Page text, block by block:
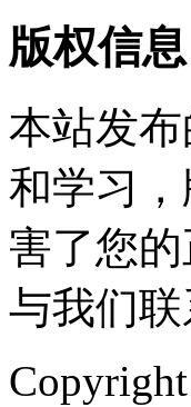
版权信息
本站发
和学习
害了您
与我们